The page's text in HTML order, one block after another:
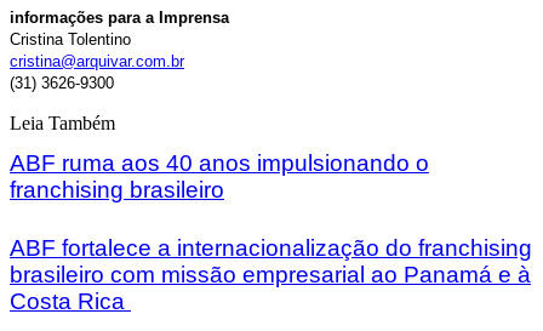
informações para a Imprensa
Cristina Tolentino
cristina@arquivar.com.br
(31) 3626-9300
Leia Também
ABF ruma aos 40 anos impulsionando o
franchising brasileiro
ABF fortalece a internacionalização do franchising
brasileiro com missão empresarial ao Panamá e à
Costa Rica